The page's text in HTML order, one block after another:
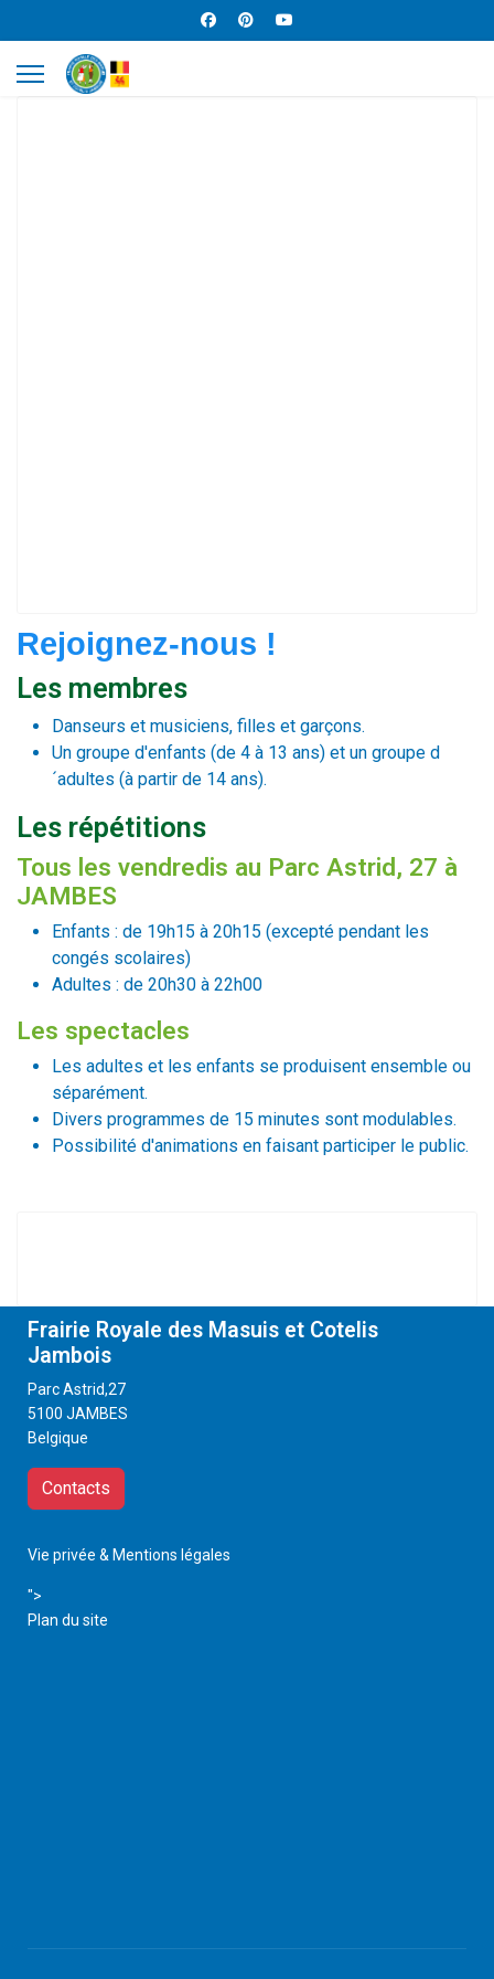
Rejoignez-nous !
Les membres
Danseurs et musiciens, filles et garçons.
Un groupe d'enfants (de 4 à 13 ans) et un groupe d
´adultes (à partir de 14 ans).
Les répétitions
Tous les vendredis au Parc Astrid, 27 à
JAMBES
Enfants : de 19h15 à 20h15 (excepté pendant les
congés scolaires)
Adultes : de 20h30 à 22h00
Les spectacles
Les adultes et les enfants se produisent ensemble ou
séparément.
Divers programmes de 15 minutes sont modulables.
Possibilité d'animations en faisant participer le public.
Frairie Royale des Masuis et Cotelis
Jambois
Parc Astrid,27
5100 JAMBES
Belgique
Contacts
Vie privée & Mentions légales
">
Plan du site